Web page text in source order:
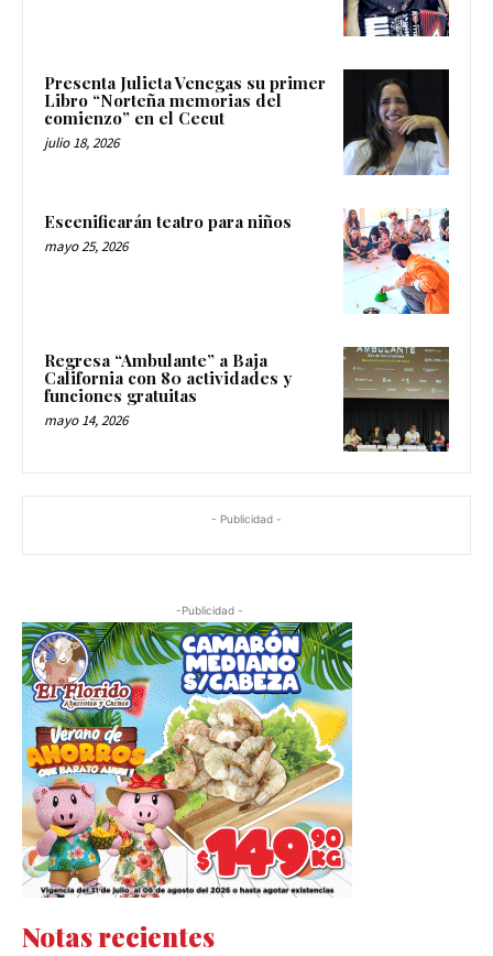
Presenta Julieta Venegas su primer
Libro “Norteña memorias del
comienzo” en el Cecut
julio 18, 2026
Escenificarán teatro para niños
mayo 25, 2026
Regresa “Ambulante” a Baja
California con 80 actividades y
funciones gratuitas
mayo 14, 2026
- Publicidad -
-Publicidad -
Notas recientes